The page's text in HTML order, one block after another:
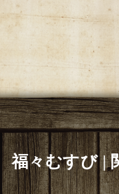
福々むすび |